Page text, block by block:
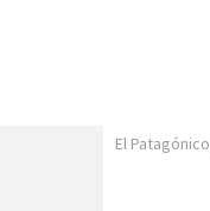
El Patagónico